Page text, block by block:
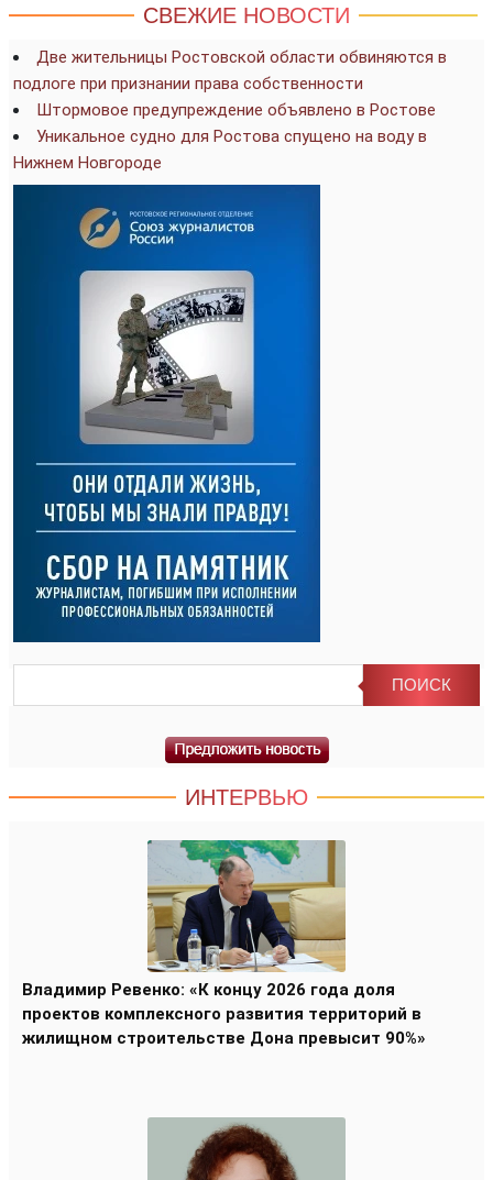
СВЕЖИЕ НОВОСТИ
Две жительницы Ростовской области обвиняются в
подлоге при признании права собственности
Штормовое предупреждение объявлено в Ростове
Уникальное судно для Ростова спущено на воду в
Нижнем Новгороде
ИНТЕРВЬЮ
Владимир Ревенко: «К концу 2026 года доля
проектов комплексного развития территорий в
жилищном строительстве Дона превысит 90%»